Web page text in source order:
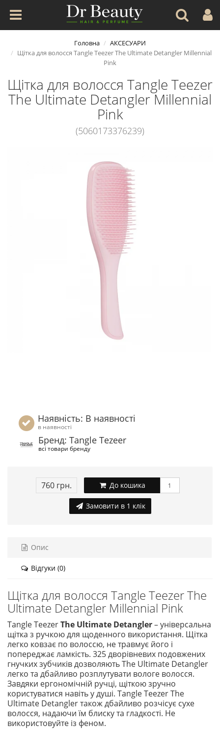
Головна
АКСЕСУАРИ
Щітка для волосся Tangle Teezer The Ultimate Detangler Millennial
Pink
Щітка для волосся Tangle Teezer
The Ultimate Detangler Millennial
Pink
(5060173376239)
Наявність: В наявності
в наявності
Бренд: Tangle Tezeer
всі товари бренду
760 грн. До кошика
Замовити в 1 клік
Опис
Відгуки (0)
Щітка для волосся Tangle Teezer The
Ultimate Detangler Millennial Pink
Tangle TeezerThe Ultimate Detangler– універсальна
щітка з ручкою для щоденного використання. Щітка
легко ковзає по волоссю, не травмує його і
попереджає ламкість. 325 дворівневих подовжених
гнучких зубчиків дозволяють The Ultimate Detangler
легко та дбайливо розплутувати вологе волосся.
Завдяки ергономічній ручці, щіткою зручно
користуватися навіть у душі. Tangle Teezer The
Ultimate Detangler також дбайливо розчісує сухе
волосся, надаючи їм блиску та гладкості. Не
використовуйте із феном.